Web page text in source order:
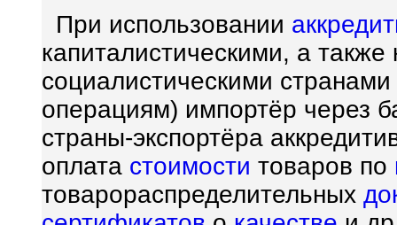
При использовании
капиталистическими, а
социалистическими
операциям) импортёр через
страны-экспортёра
оплата стоимости товаров по
товарораспределительных